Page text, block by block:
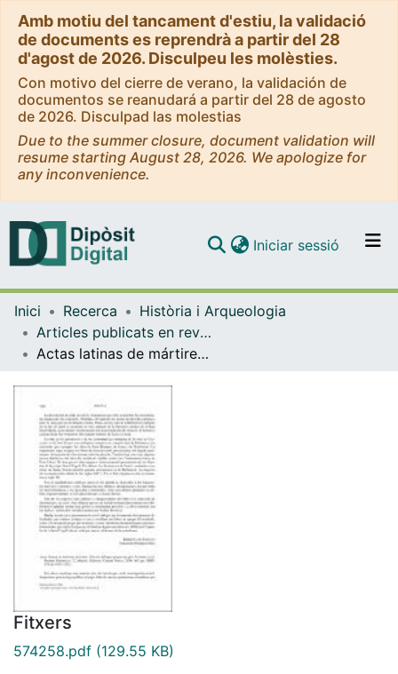
Amb motiu del tancament d'estiu, la validació
de documents es reprendrà a partir del 28
d'agost de 2026. Disculpeu les molèsties.
Con motivo del cierre de verano, la validación de
documentos se reanudará a partir del 28 de agosto
de 2026. Disculpad las molestias
Due to the summer closure, document validation will
resume starting August 28, 2026. We apologize for
any inconvenience.
Navega per tot el DD
Iniciar sessió (current)
Inici Recerca
Història i Arqueologia
Articles publicats en revistes (Història i Arqueologia)
Actas latinas de mártires africanos. Edición bilingüe preparada por Jerónimo Leal, Fuentes Patrísticas 22, Madrid, Editorial Ciudad Nueva, 2009, 463 pp.
Fitxers
574258.pdf (129.55 KB)